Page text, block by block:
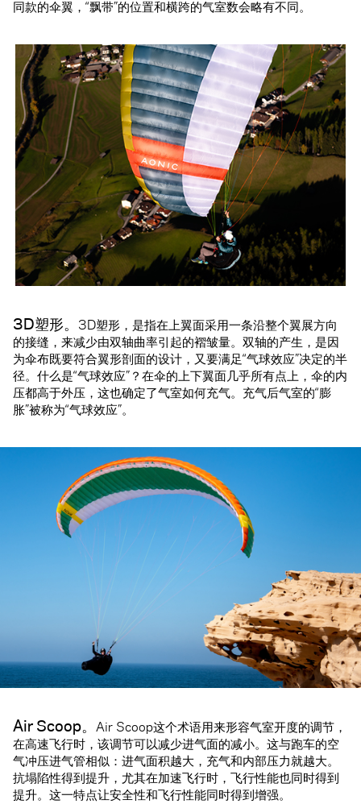
同款的伞翼，“飘带”的位置和横跨的气室数会略有不同。
3D塑形。
3D塑形，是指在上翼面采用一条沿整个翼展方向
的接缝，来减少由双轴曲率引起的褶皱量。双轴的产生，是因
为伞布既要符合翼形剖面的设计，又要满足“气球效应”决定的半
径。什么是“气球效应”？在伞的上下翼面几乎所有点上，伞的内
压都高于外压，这也确定了气室如何充气。充气后气室的“膨
胀”被称为“气球效应”。
Air Scoop。 Air Scoop这个术语用来形容气室开度的调节，
在高速飞行时，该调节可以减少进气面的减小。这与跑车的空
气冲压进气管相似：进气面积越大，充气和内部压力就越大。
抗塌陷性得到提升，尤其在加速飞行时，飞行性能也同时得到
提升。这一特点让安全性和飞行性能同时得到增强。